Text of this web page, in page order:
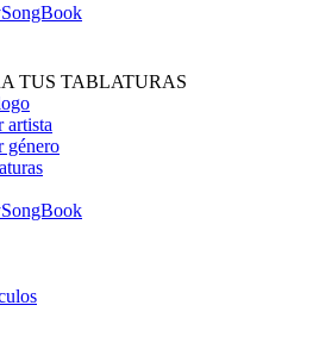
TUS TABLATURAS
artista
género